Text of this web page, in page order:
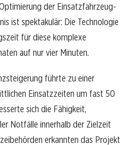
der Einsatzfahrzeug-
ist spektakulär: Die Technologie
für diese komplexe
auf nur vier Minuten.
führte zu einer
Einsatzzeiten um fast 50
sich die Fähigkeit,
Notfälle innerhalb der Zielzeit
erkannten das Projekt